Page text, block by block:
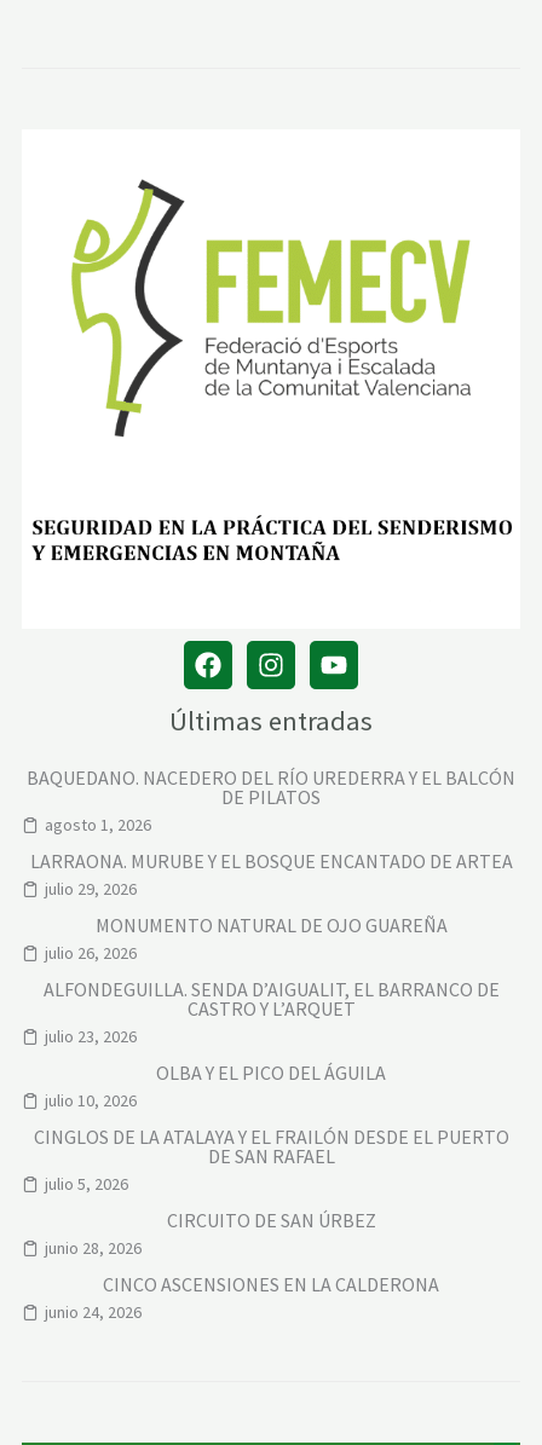
Últimas entradas
BAQUEDANO. NACEDERO DEL RÍO UREDERRA Y EL BALCÓN
DE PILATOS
agosto 1, 2026
LARRAONA. MURUBE Y EL BOSQUE ENCANTADO DE ARTEA
julio 29, 2026
MONUMENTO NATURAL DE OJO GUAREÑA
julio 26, 2026
ALFONDEGUILLA. SENDA D’AIGUALIT, EL BARRANCO DE
CASTRO Y L’ARQUET
julio 23, 2026
OLBA Y EL PICO DEL ÁGUILA
julio 10, 2026
CINGLOS DE LA ATALAYA Y EL FRAILÓN DESDE EL PUERTO
DE SAN RAFAEL
julio 5, 2026
CIRCUITO DE SAN ÚRBEZ
junio 28, 2026
CINCO ASCENSIONES EN LA CALDERONA
junio 24, 2026